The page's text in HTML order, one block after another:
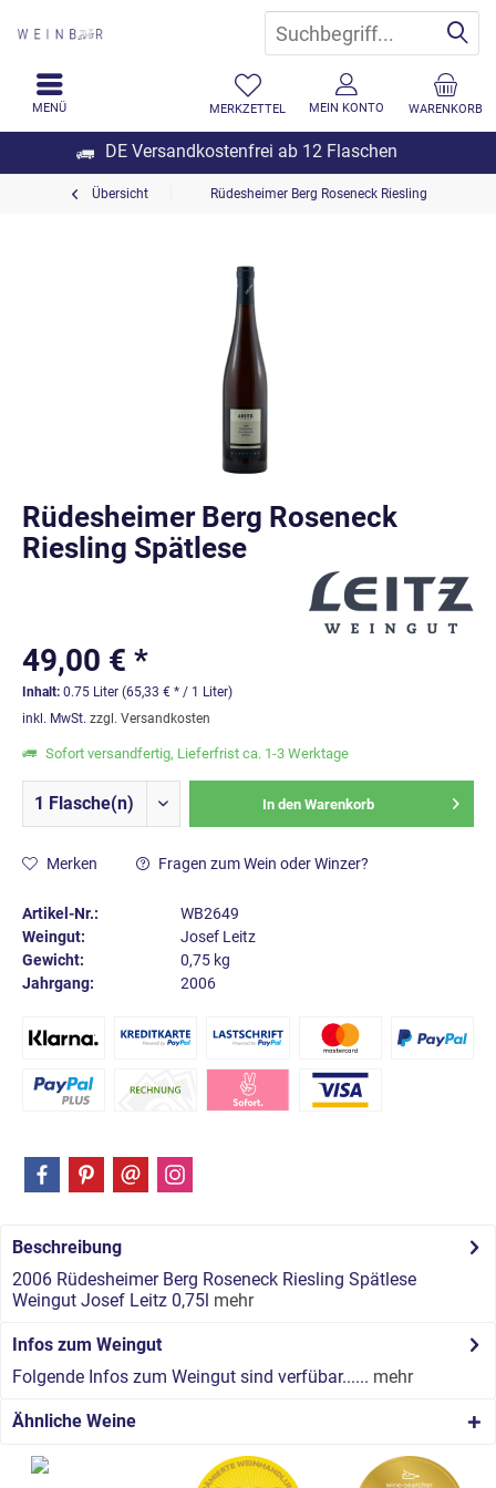
DE Versandkostenfrei ab 12 Flaschen
WARENKORB
MERKZETTEL MEIN KONTO
MENÜ
Übersicht Rüdesheimer Berg Roseneck Riesling Spätlese
Rüdesheimer Berg Roseneck
Riesling Spätlese
49,00 € *
Inhalt: 0.75 Liter (65,33 € * / 1 Liter)
inkl. MwSt. zzgl. Versandkosten
Sofort versandfertig, Lieferfrist ca. 1-3 Werktage
In den Warenkorb
Merken Fragen zum Wein oder Winzer?
Artikel-Nr.:
WB2649
Weingut:
Josef Leitz
Gewicht:
0,75 kg
Jahrgang:
2006
Beschreibung
2006 Rüdesheimer Berg Roseneck Riesling Spätlese
Weingut Josef Leitz 0,75l mehr
Infos zum Weingut
Folgende Infos zum Weingut sind verfübar...... mehr
Ähnliche Weine